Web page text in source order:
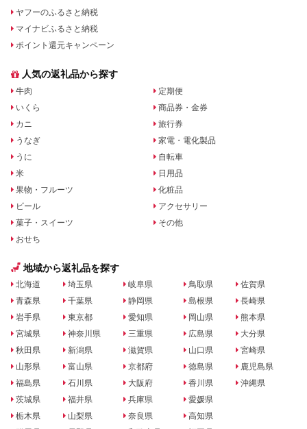
ヤフーのふるさと納税
マイナビふるさと納税
ポイント還元キャンペーン
人気の返礼品から探す
牛肉
いくら
カニ
うなぎ
うに
米
果物・フルーツ
ビール
菓子・スイーツ
おせち
定期便
商品券・金券
旅行券
家電・電化製品
自転車
日用品
化粧品
アクセサリー
その他
地域から返礼品を探す
北海道
青森県
岩手県
宮城県
秋田県
山形県
福島県
茨城県
栃木県
埼玉県
千葉県
東京都
神奈川県
新潟県
富山県
石川県
福井県
山梨県
岐阜県
静岡県
愛知県
三重県
滋賀県
京都府
大阪府
兵庫県
奈良県
鳥取県
島根県
岡山県
広島県
山口県
徳島県
香川県
愛媛県
高知県
佐賀県
長崎県
熊本県
大分県
宮崎県
鹿児島県
沖縄県